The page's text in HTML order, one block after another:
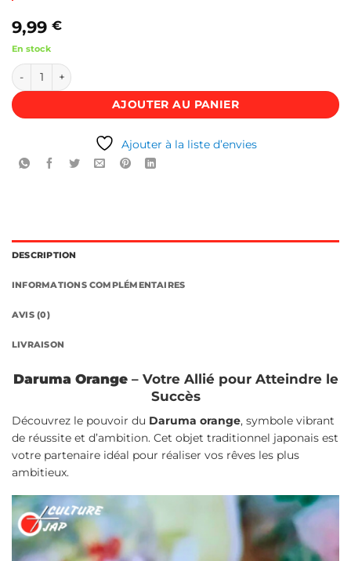
9,99 €
En stock
quantité de Daruma orange - Le porte-bonheur japonais
AJOUTER AU PANIER
Ajouter à la liste d’envies
DESCRIPTION
INFORMATIONS COMPLÉMENTAIRES
AVIS (0)
LIVRAISON
Daruma Orange– Votre Allié pour Atteindre le
Succès
Découvrez le pouvoir du Daruma orange, symbole vibrant
de réussite et d’ambition. Cet objet traditionnel japonais est
votre partenaire idéal pour réaliser vos rêves les plus
ambitieux.